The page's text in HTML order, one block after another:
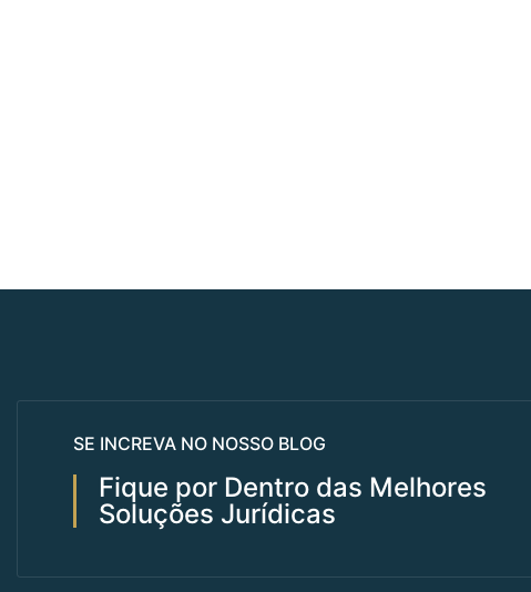
SE INCREVA NO NOSSO BLOG
Fique por Dentro das Melhores
Soluções Jurídicas